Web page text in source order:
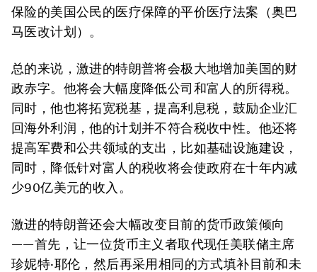
保险的美国公民的医疗保障的平价医疗法案（奥巴
马医改计划）。
总的来说，激进的特朗普将会极大地增加美国的财
政赤字。他将会大幅度降低公司和富人的所得税。
同时，他也将拓宽税基，提高利息税，鼓励企业汇
回海外利润，他的计划并不符合税收中性。他还将
提高军费和公共领域的支出，比如基础设施建设，
同时，降低针对富人的税收将会使政府在十年内减
少90亿美元的收入。
激进的特朗普还会大幅改变目前的货币政策倾向
——首先，让一位货币主义者取代现任美联储主席
珍妮特·耶伦，然后再采用相同的方式填补目前和未